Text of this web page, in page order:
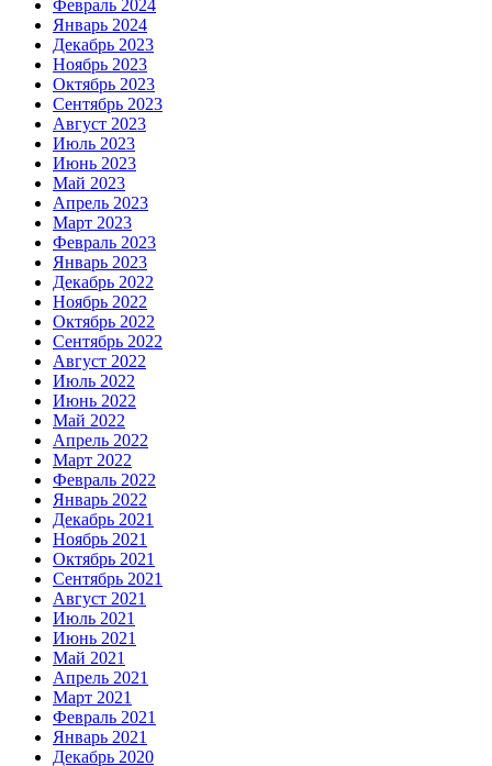
Февраль 2024
Январь 2024
Декабрь 2023
Ноябрь 2023
Октябрь 2023
Сентябрь 2023
Август 2023
Июль 2023
Июнь 2023
Май 2023
Апрель 2023
Март 2023
Февраль 2023
Январь 2023
Декабрь 2022
Ноябрь 2022
Октябрь 2022
Сентябрь 2022
Август 2022
Июль 2022
Июнь 2022
Май 2022
Апрель 2022
Март 2022
Февраль 2022
Январь 2022
Декабрь 2021
Ноябрь 2021
Октябрь 2021
Сентябрь 2021
Август 2021
Июль 2021
Июнь 2021
Май 2021
Апрель 2021
Март 2021
Февраль 2021
Январь 2021
Декабрь 2020